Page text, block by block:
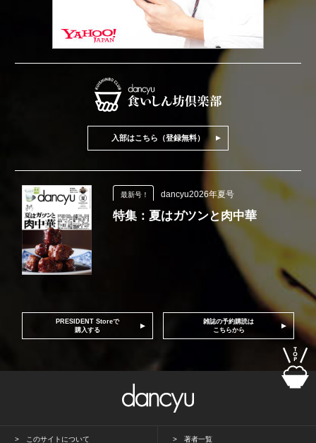
入部はこちら（登録無料）
最新号！ dancyu2026年夏号
特集：夏はガツンと肉中華
PRESIDENT Storeで
購入する
雑誌の予約購読は
こちらから
このサイトについて 著者一覧